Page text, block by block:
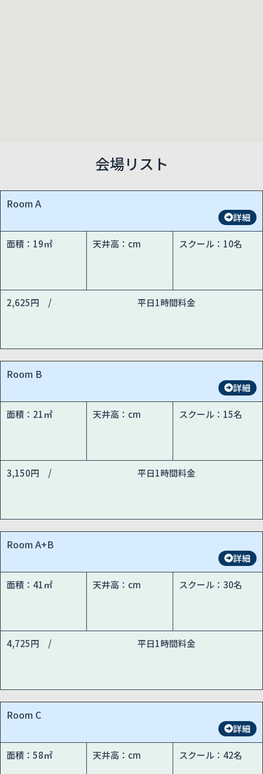
会場リスト
Room A
詳細
面積：19㎡ 天井高：cm スクール：10名
2,625円 / 平日1時間料金
Room B
詳細
面積：21㎡ 天井高：cm スクール：15名
3,150円 / 平日1時間料金
Room A+B
詳細
面積：41㎡ 天井高：cm スクール：30名
4,725円 / 平日1時間料金
Room C
詳細
面積：58㎡ 天井高：cm スクール：42名